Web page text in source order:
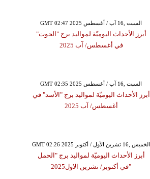
GMT 02:47 2025 السبت ,16 آب / أغسطس
أبرز الأحداث اليوميّة لمواليد برج "الحوت"
في أغسطس/ آب 2025
GMT 02:35 2025 السبت ,16 آب / أغسطس
أبرز الأحداث اليوميّة لمواليد برج "الأسد" في
أغسطس/ آب 2025
GMT 02:26 2025 الخميس ,16 تشرين الأول / أكتوبر
أبرز الأحداث اليوميّة لمواليد برج "الحمل
"في أكتوبر/ تشرين الاول2025